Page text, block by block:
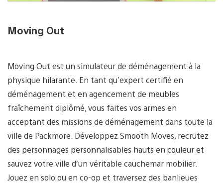
Moving Out
Moving Out est un simulateur de déménagement à la
physique hilarante. En tant qu’expert certifié en
déménagement et en agencement de meubles
fraîchement diplômé, vous faites vos armes en
acceptant des missions de déménagement dans toute la
ville de Packmore. Développez Smooth Moves, recrutez
des personnages personnalisables hauts en couleur et
sauvez votre ville d’un véritable cauchemar mobilier.
Jouez en solo ou en co-op et traversez des banlieues